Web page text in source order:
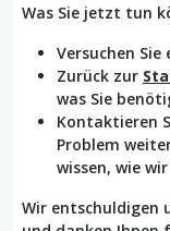
Was Sie jetzt tun
Versuchen
Zurück zur
was Sie
Kontaktieren
Problem
wissen, wie
Wir entschuldigen